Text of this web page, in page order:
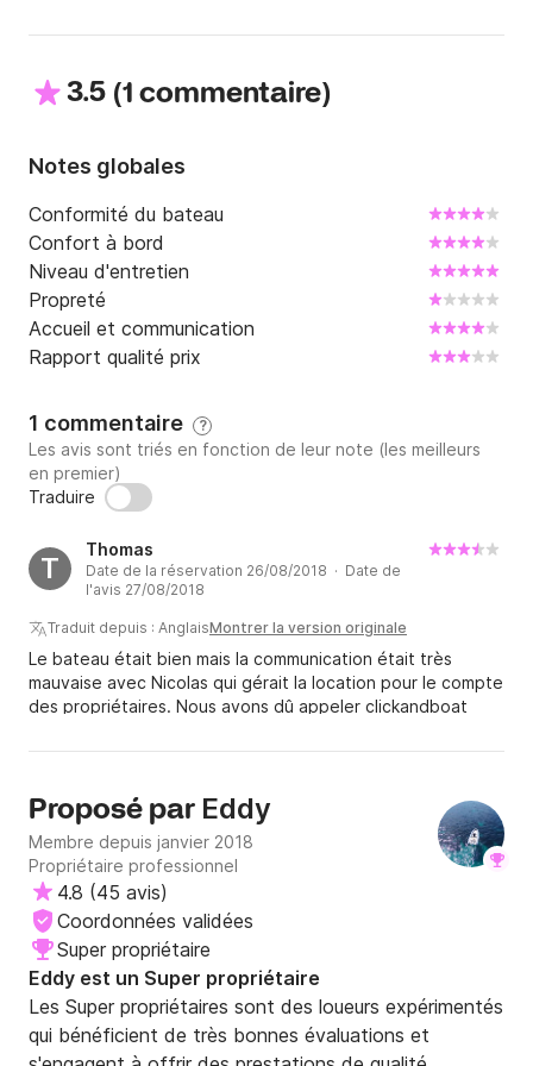
3.5 (1 commentaire)
Notes globales
Conformité du bateau
Confort à bord
Niveau d'entretien
Propreté
Accueil et communication
Rapport qualité prix
1 commentaire ?
Les avis sont triés en fonction de leur note (les meilleurs
en premier)
Traduire
T
Thomas
Date de la réservation 26/08/2018 · Date de
l'avis 27/08/2018
Traduit depuis : AnglaisMontrer la version originale
Le bateau était bien mais la communication était très
mauvaise avec Nicolas qui gérait la location pour le compte
des propriétaires. Nous avons dû appeler clickandboat
Isabel et Olivia).
Proposé par Eddy
Membre depuis janvier 2018
Propriétaire professionnel
4.8 (45 avis)
Coordonnées validées
Super propriétaire
Eddy est un Super propriétaire
Les Super propriétaires sont des loueurs expérimentés
qui bénéficient de très bonnes évaluations et